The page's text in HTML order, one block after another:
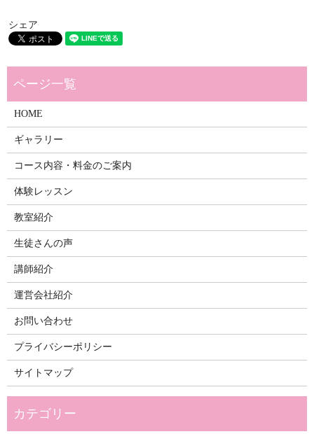
シェア
HOME
ギャラリー
コース内容・料金のご案内
体験レッスン
教室紹介
生徒さんの声
講師紹介
運営会社紹介
お問い合わせ
プライバシーポリシー
サイトマップ